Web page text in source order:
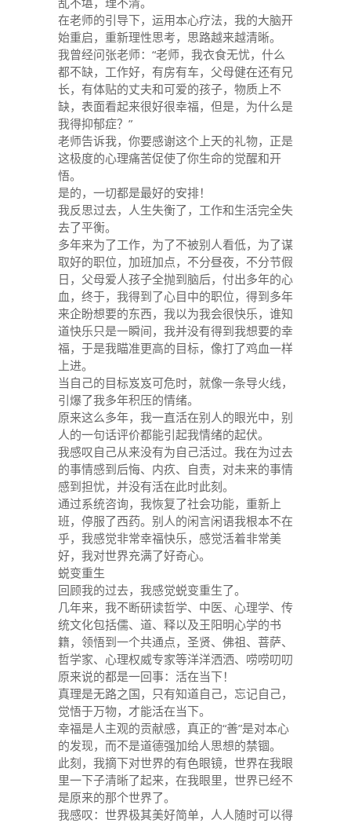
在老师的引导下，运用本心疗法，我的大脑开
始重启，重新理性思考，思路越来越清晰。
我曾经问张老师：“老师，我衣食无忧，什么
都不缺，工作好，有房有车，父母健在还有兄
长，有体贴的丈夫和可爱的孩子，物质上不
缺，表面看起来很好很幸福，但是，为什么是
我得抑郁症？”
老师告诉我，你要感谢这个上天的礼物，正是
这极度的心理痛苦促使了你生命的觉醒和开
悟。
是的，一切都是最好的安排！
我反思过去，人生失衡了，工作和生活完全失
去了平衡。
多年来为了工作，为了不被别人看低，为了谋
取好的职位，加班加点，不分昼夜，不分节假
日，父母爱人孩子全抛到脑后，付出多年的心
血，终于，我得到了心目中的职位，得到多年
来企盼想要的东西，我以为我会很快乐，谁知
道快乐只是一瞬间，我并没有得到我想要的幸
福，于是我瞄准更高的目标，像打了鸡血一样
上进。
当自己的目标岌岌可危时，就像一条导火线，
引爆了我多年积压的情绪。
原来这么多年，我一直活在别人的眼光中，别
人的一句话评价都能引起我情绪的起伏。
我感叹自己从来没有为自己活过。我在为过去
的事情感到后悔、内疚、自责，对未来的事情
感到担忧，并没有活在此时此刻。
通过系统咨询，我恢复了社会功能，重新上
班，停服了西药。别人的闲言闲语我根本不在
乎，我感觉非常幸福快乐，感觉活着非常美
好，我对世界充满了好奇心。
蜕变重生
回顾我的过去，我感觉蜕变重生了。
几年来，我不断研读哲学、中医、心理学、传
统文化包括儒、道、释以及王阳明心学的书
籍，领悟到一个共通点，圣贤、佛祖、菩萨、
哲学家、心理权威专家等洋洋洒洒、唠唠叨叨
原来说的都是一回事：活在当下！
真理是无路之国，只有知道自己，忘记自己，
觉悟于万物，才能活在当下。
幸福是人主观的贡献感，真正的“善”是对本心
的发现，而不是道德强加给人思想的禁锢。
此刻，我摘下对世界的有色眼镜，世界在我眼
里一下子清晰了起来，在我眼里，世界已经不
是原来的那个世界了。
我感叹：世界极其美好简单，人人随时可以得